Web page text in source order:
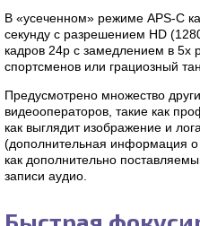
В «усеченном» режиме APS-C
секунду с разрешением HD
кадров 24p с замедлением в 5x
спортсменов или грациозный
Предусмотрено множество
видеооператоров, такие как
как выглядит изображение и
(дополнительная информация
как дополнительно
записи аудио.